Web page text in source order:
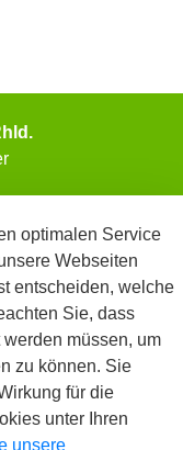
optimalen Service
Webseiten
entscheiden, welche
Sie, dass
müssen, um
zu können. Sie
für die
unter Ihren
unsere